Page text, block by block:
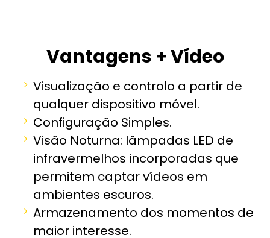
Vantagens + Vídeo
Visualização e controlo a partir de
qualquer dispositivo móvel.
Configuração Simples.
Visão Noturna: lâmpadas LED de
infravermelhos incorporadas que
permitem captar vídeos em
ambientes escuros.
Armazenamento dos momentos de
maior interesse.